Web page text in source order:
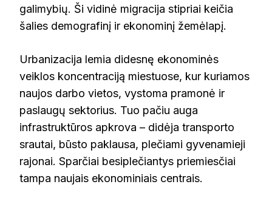
galimybių. Ši vidinė migracija stipriai keičia
šalies demografinį ir ekonominį žemėlapį.
Urbanizacija lemia didesnę ekonominės
veiklos koncentraciją miestuose, kur kuriamos
naujos darbo vietos, vystoma pramonė ir
paslaugų sektorius. Tuo pačiu auga
infrastruktūros apkrova – didėja transporto
srautai, būsto paklausa, plečiami gyvenamieji
rajonai. Sparčiai besiplečiantys priemiesčiai
tampa naujais ekonominiais centrais.